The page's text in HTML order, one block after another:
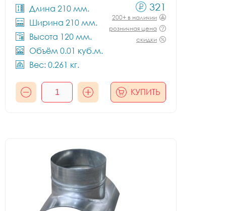
Длина 210 мм.
Ширина 210 мм.
Высота 120 мм.
Объём 0.01 куб.м.
Вес: 0.261 кг.
321
200+ в наличии
розничная цена
скидки
КУПИТЬ